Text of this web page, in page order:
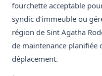
fourchette acceptable
syndic d'immeuble ou
région de Sint Agatha
de maintenance planifiée
déplacement.